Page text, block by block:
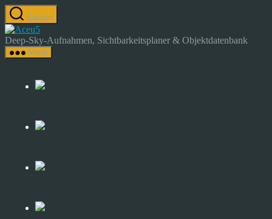
Zum
Inhalt
springen
Suchen
Astrocamp
–
Astrofotografie
Sky-
Deep-Sky-Aufnahmen, Sichtbarkeitsplaner & Objektdatenbank
Menü